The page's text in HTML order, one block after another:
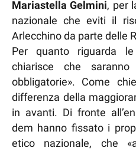
Mariastella Gelmini, per
nazionale che eviti il
Arlecchino da parte delle
Per quanto riguarda
chiarisce che saranno
obbligatorie». Come
differenza della
in avanti. Di fronte
dem hanno fissato i
etico nazionale, che